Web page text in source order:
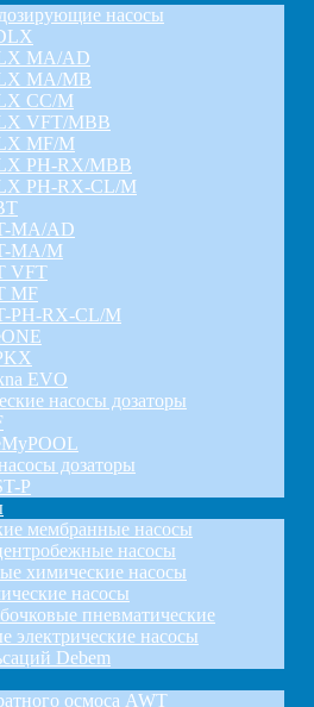
насосы
MA/AD
MA/MB
CC/M
VFT/MBB
MF/M
PH-RX/MBB
PH-RX-CL/M
MA/AD
MA/M
VFT
MF
PH-RX-CL/M
EVO
насосы дозаторы
дозаторы
P
мембранные насосы
насосы
химические насосы
насосы
пневматические
электрические насосы
Debem
осмоса AWT